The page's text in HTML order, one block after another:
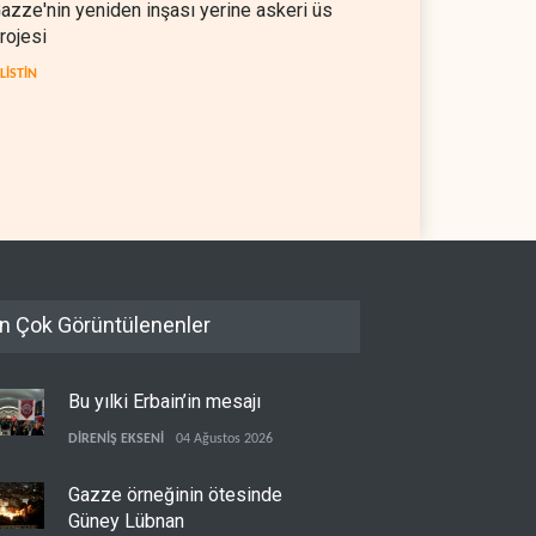
yeniden inşası yerine askeri üs
Çok Görüntülenenler
Bu yılki Erbain’in mesajı
DİRENİŞ EKSENİ 04 Ağustos 2026
Gazze örneğinin ötesinde
Güney Lübnan